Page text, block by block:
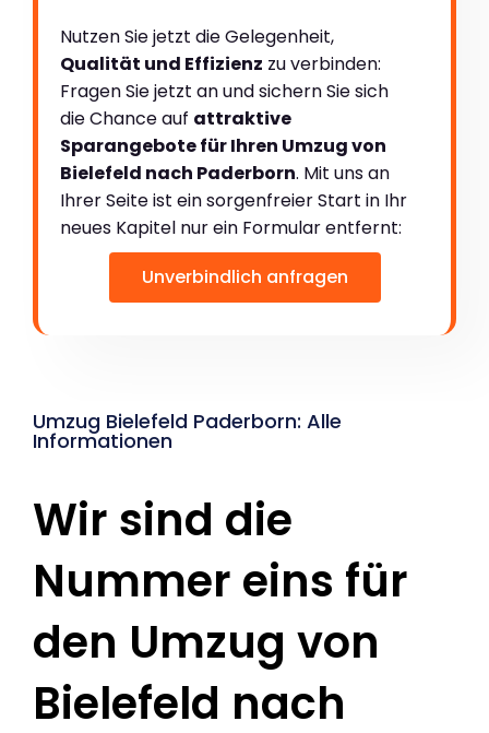
Nutzen Sie jetzt die Gelegenheit,
Qualität und Effizienz zu verbinden:
Fragen Sie jetzt an und sichern Sie sich
die Chance auf attraktive
Sparangebote für Ihren Umzug von
Bielefeld nach Paderborn. Mit uns an
Ihrer Seite ist ein sorgenfreier Start in Ihr
neues Kapitel nur ein Formular entfernt:
Unverbindlich anfragen
Umzug Bielefeld Paderborn: Alle
Informationen
Wir sind die
Nummer eins für
den Umzug von
Bielefeld nach